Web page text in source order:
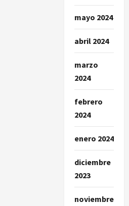
mayo 2024
abril 2024
marzo
2024
febrero
2024
enero 2024
diciembre
2023
noviembre